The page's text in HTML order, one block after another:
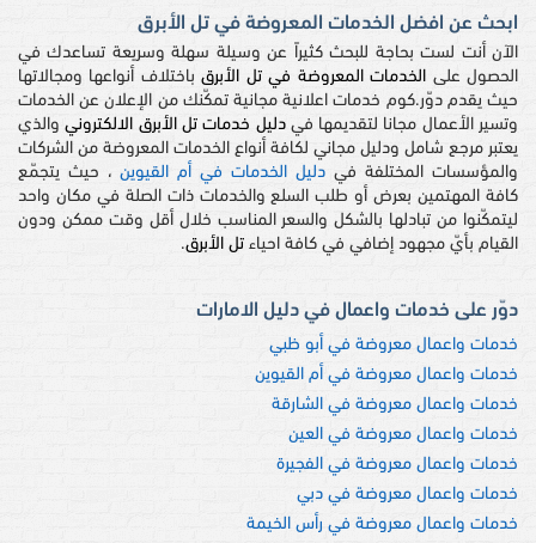
ابحث عن افضل الخدمات المعروضة في تل الأبرق
الآن أنت لست بحاجة للبحث كثيراً عن وسيلة سهلة وسريعة تساعدك في
الحصول على
الخدمات المعروضة في تل الأبرقباختلاف أنواعها ومجالاتها
حيث يقدم دوّر.كوم خدمات اعلانية مجانية تمكّنك من الإعلان عن الخدمات
وتسير الأعمال مجانا لتقديمها فيدليل خدمات تل الأبرق الالكترونيوالذي
يعتبر مرجع شامل ودليل مجاني لكافة أنواع الخدمات المعروضة من الشركات
والمؤسسات المختلفة في دليل الخدمات في أم القيوين ، حيث يتجمّع
كافة المهتمين بعرض أو طلب السلع والخدمات ذات الصلة في مكان واحد
ليتمكّنوا من تبادلها بالشكل والسعر المناسب خلال أقل وقت ممكن ودون
القيام بأيّ مجهود إضافي في كافة احياء تل الأبرق.
دوّر على خدمات واعمال في دليل الامارات
خدمات واعمال معروضة في أبو ظبي
خدمات واعمال معروضة في أم القيوين
خدمات واعمال معروضة في الشارقة
خدمات واعمال معروضة في العين
خدمات واعمال معروضة في الفجيرة
خدمات واعمال معروضة في دبي
خدمات واعمال معروضة في رأس الخيمة